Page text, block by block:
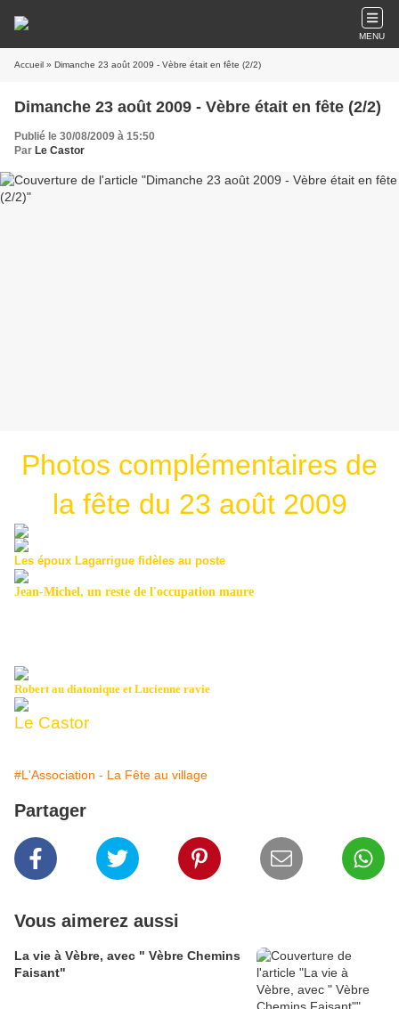
MENU
Accueil » Dimanche 23 août 2009 - Vèbre était en fête (2/2)
Dimanche 23 août 2009 - Vèbre était en fête (2/2)
Publié le 30/08/2009 à 15:50
Par Le Castor
Photos complémentaires de
la fête du 23 août 2009
Les époux Lagarrigue fidèles au poste
Jean-Michel, un reste de l'occupation maure
Robert au diatonique et Lucienne ravie
Le Castor
#L'Association - La Fête au village
Partager
Vous aimerez aussi
La vie à Vèbre, avec " Vèbre Chemins
Faisant"